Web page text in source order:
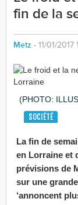
fin de la
Metz - 11/01/2017
SOCIÉTÉ
(PHOTO:
La fin de
en Lorraine et
prévisions de
sur une
‘annoncent